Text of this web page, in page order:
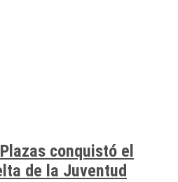
conquistó el
de la Juventud